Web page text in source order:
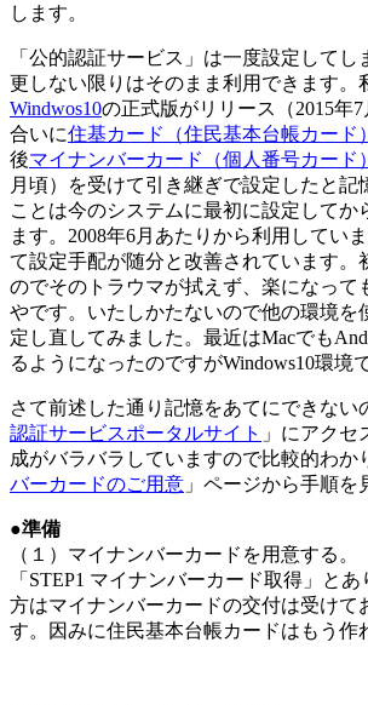
します。
「公的認証サービス」は一度設定して
更しない限りはそのまま利用できます。
Windwos10の正式版がリリース（2015年
合いに住基カード（住民基本台帳カード）
後マイナンバーカード（個人番号カード）
月頃）を受けて引き継ぎで設定したと記
ことは今のシステムに最初に設定してか
ます。2008年6月あたりから利用していま
て設定手配が随分と改善されています。
のでそのトラウマが拭えず、楽になって
やです。いたしかたないので他の環境を
定し直してみました。最近はMacでも
るようになったのですがWindows10環境
さて前述した通り記憶をあてにできない
認証サービスポータルサイト 」にアクセ
成がバラバラしていますので比較的わか
バーカードのご用意 」ページから手順を
●準備
（１）マイナンバーカードを用意する。
「STEP1 マイナンバーカード取得」と
方はマイナンバーカードの交付は受けて
す。因みに住民基本台帳カードはもう作